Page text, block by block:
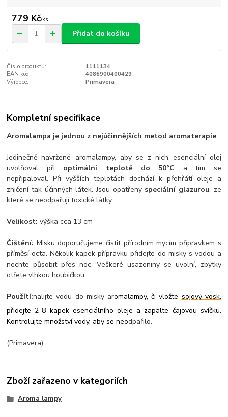
779 Kč/ks
Přidat do košíku
Číslo produktu:
1111134
EAN kód:
4086900400429
Výrobce:
Primavera
Kompletní specifikace
Aromalampa je jednou z nejúčinnějších metod aromaterapie.
Jedinečně navržené aromalampy, aby se z nich esenciální olej
uvolňoval při optimální teplotě do 50°C a tím se
nepřipaloval. Při vyšších teplotách dochází k přehřátí oleje a
zničení tak účinných látek. Jsou opatřeny speciální glazurou, ze
které se neodpařují toxické látky.
Velikost: výška cca 13 cm
Čištění: Misku doporučujeme čistit přírodním mycím přípravkem s
příměsí octa. Několik kapek přípravku přidejte do misky s vodou a
nechte působit přes noc. Veškeré usazeniny se uvolní, zbytky
otřete vlhkou houbičkou.
Použítí:nalijte vodu do misky aromalampy, či vložte sojový vosk,
přidejte 2-8 kapek esenciálního oleje a zapalte čajovou svíčku.
Kontrolujte množství vody, aby se neodpařilo.
(Primavera)
Zboží zařazeno v kategoriích
Aroma lampy